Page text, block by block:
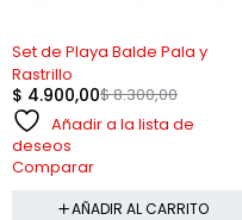
Set de Playa Balde Pala y
Rastrillo
$8.300,00
$ 4.900,00
Añadir a la lista de
deseos
Comparar
AÑADIR AL CARRITO